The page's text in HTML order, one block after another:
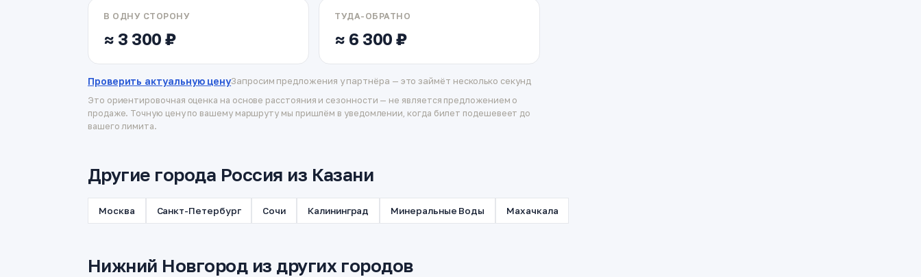
В ОДНУ СТОРОНУ
≈ 3 300 ₽
ТУДА-ОБРАТНО
≈ 6 300 ₽
Проверить актуальную ценуЗапросим предложения у партнёра — это займёт несколько секунд
Это ориентировочная оценка на основе расстояния и сезонности — не является предложением о
продаже. Точную цену по вашему маршруту мы пришлём в уведомлении, когда билет подешевеет до
вашего лимита.
Другие города Россия из Казани
Москва Санкт-Петербург Сочи Калининград Минеральные Воды Махачкала
Нижний Новгород из других городов